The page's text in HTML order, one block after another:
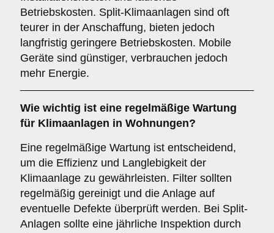
Betriebskosten. Split-Klimaanlagen sind oft
teurer in der Anschaffung, bieten jedoch
langfristig geringere Betriebskosten. Mobile
Geräte sind günstiger, verbrauchen jedoch
mehr Energie.
Wie wichtig ist eine regelmäßige Wartung
für Klimaanlagen in Wohnungen?
Eine regelmäßige Wartung ist entscheidend,
um die Effizienz und Langlebigkeit der
Klimaanlage zu gewährleisten. Filter sollten
regelmäßig gereinigt und die Anlage auf
eventuelle Defekte überprüft werden. Bei Split-
Anlagen sollte eine jährliche Inspektion durch